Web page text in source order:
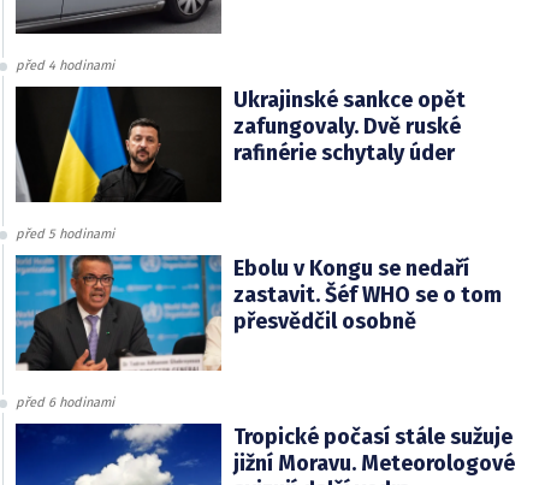
před 4 hodinami
Ukrajinské sankce opět
zafungovaly. Dvě ruské
rafinérie schytaly úder
před 5 hodinami
Ebolu v Kongu se nedaří
zastavit. Šéf WHO se o tom
přesvědčil osobně
před 6 hodinami
Tropické počasí stále sužuje
jižní Moravu. Meteorologové